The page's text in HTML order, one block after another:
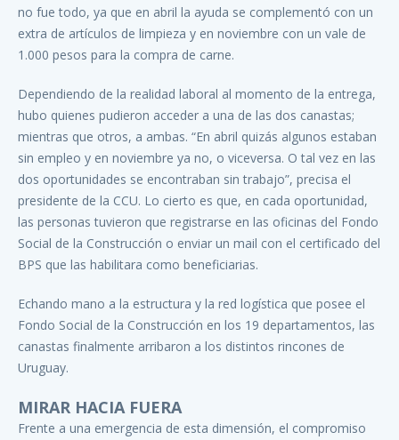
no fue todo, ya que en abril la ayuda se complementó con un
extra de artículos de limpieza y en noviembre con un vale de
1.000 pesos para la compra de carne.
Dependiendo de la realidad laboral al momento de la entrega,
hubo quienes pudieron acceder a una de las dos canastas;
mientras que otros, a ambas. “En abril quizás algunos estaban
sin empleo y en noviembre ya no, o viceversa. O tal vez en las
dos oportunidades se encontraban sin trabajo”, precisa el
presidente de la CCU. Lo cierto es que, en cada oportunidad,
las personas tuvieron que registrarse en las oficinas del Fondo
Social de la Construcción o enviar un mail con el certificado del
BPS que las habilitara como beneficiarias.
Echando mano a la estructura y la red logística que posee el
Fondo Social de la Construcción en los 19 departamentos, las
canastas finalmente arribaron a los distintos rincones de
Uruguay.
MIRAR HACIA FUERA
Frente a una emergencia de esta dimensión, el compromiso